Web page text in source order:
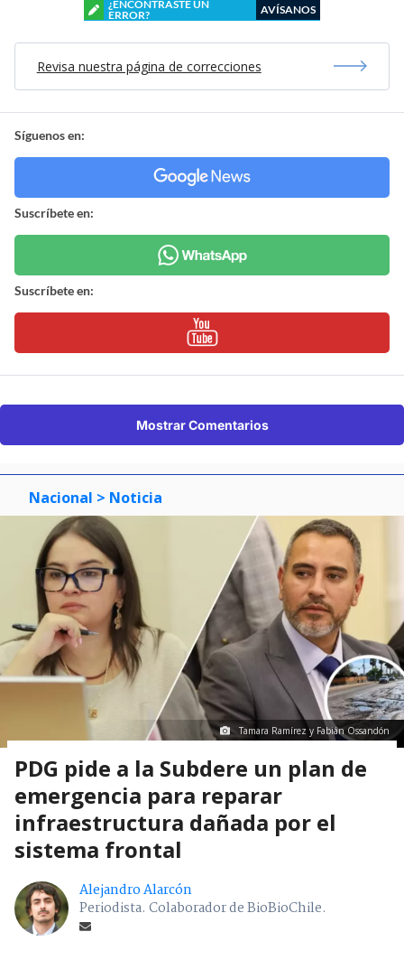
¿ENCONTRASTE UN
ERROR?
AVÍSANOS
Revisa nuestra página de correcciones
Síguenos en:
Suscríbete en:
Suscríbete en:
Mostrar Comentarios
Nacional > Noticia
Tamara Ramírez y Fabián Ossandón
PDG pide a la Subdere un plan de
emergencia para reparar
infraestructura dañada por el
sistema frontal
Alejandro Alarcón
Periodista. Colaborador de BioBioChile.